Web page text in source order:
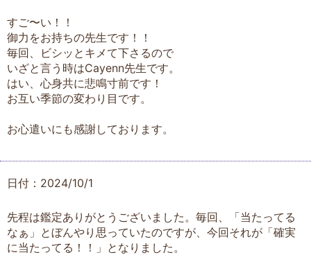
すご〜い！！
御力をお持ちの先生です！！
毎回、ビシッとキメて下さるので
いざと言う時はCayenn先生です。
はい、心身共に悲鳴寸前です！
お互い季節の変わり目です。
お心遣いにも感謝しております。
日付：2024/10/1
先程は鑑定ありがとうございました。毎回、「当たってる
なぁ」とぼんやり思っていたのですが、今回それが「確実
に当たってる！！」となりました。